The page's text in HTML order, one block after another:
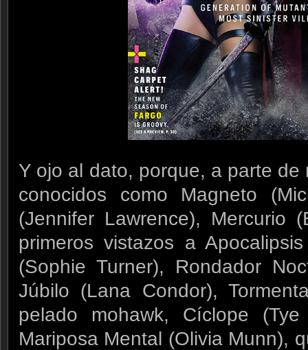
Y ojo al dato, porque, a parte
conocidos como Magneto
(Jennifer Lawrence), Mercurio
primeros vistazos a
(Sophie Turner), Rondador
Júbilo (Lana Condor),
pelado mohawk, Cíclope
Mariposa Mental (Olivia Munn),